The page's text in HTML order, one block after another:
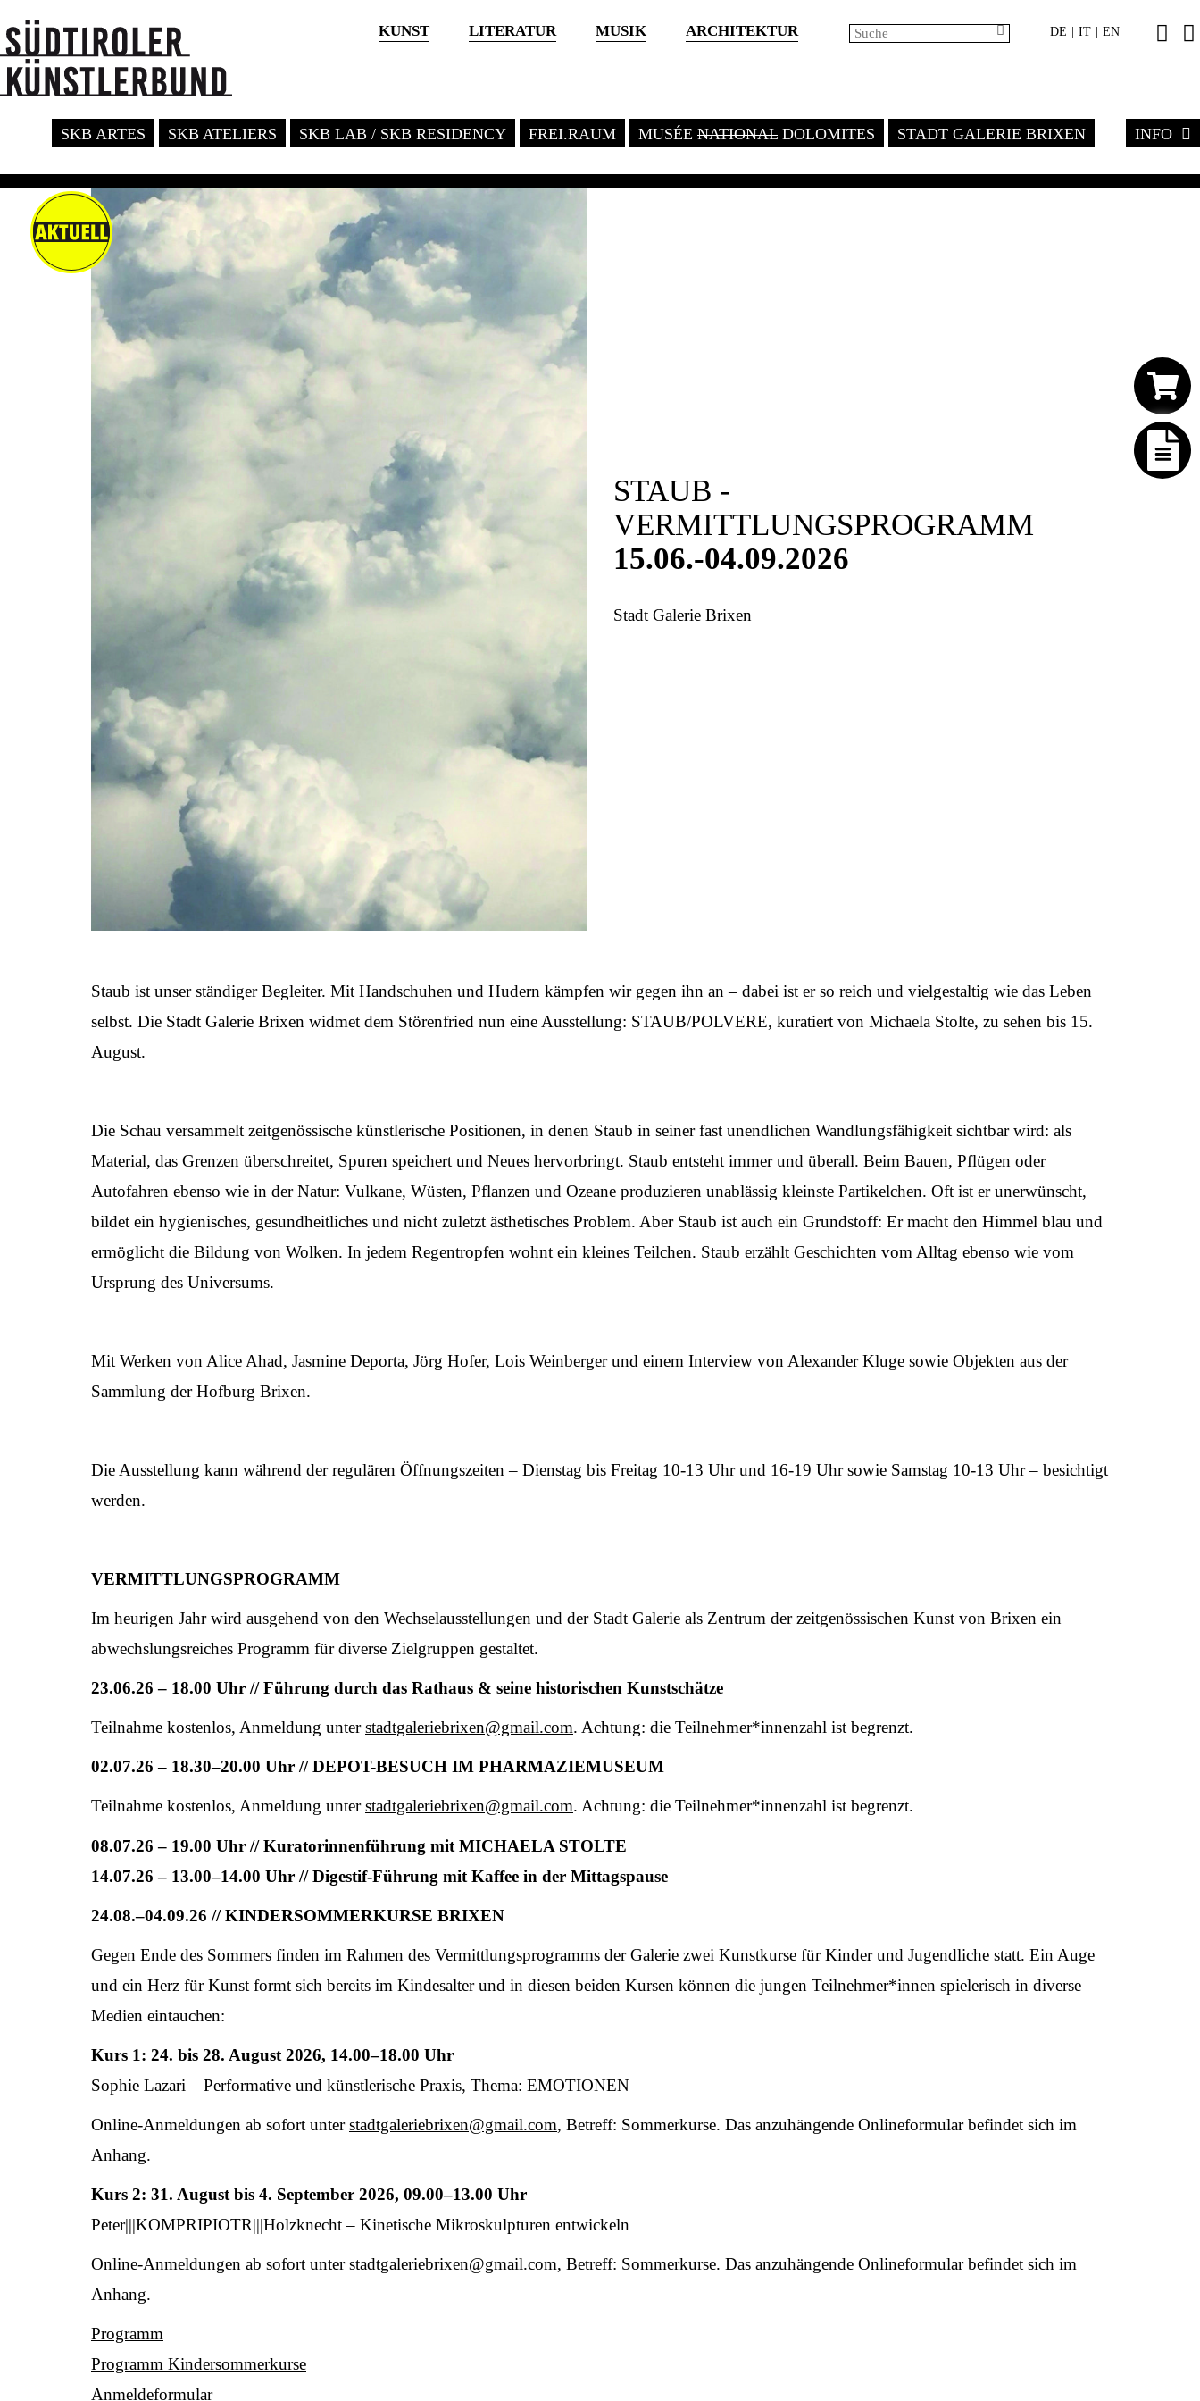
KUNST LITERATUR MUSIK ARCHITEKTUR DE IT EN
SKB ARTES SKB ATELIERS SKB LAB / SKB RESIDENCY FREI.RAUM MUSÉE NATIONAL DOLOMITES STADT GALERIE BRIXEN INFO
STAUB -
VERMITTLUNGSPROGRAMM
15.06.-04.09.2026
Stadt Galerie Brixen
Staub ist unser ständiger Begleiter. Mit Handschuhen und Hudern kämpfen wir gegen ihn an – dabei ist er so reich und vielgestaltig wie das Leben
selbst. Die Stadt Galerie Brixen widmet dem Störenfried nun eine Ausstellung: STAUB/POLVERE, kuratiert von Michaela Stolte, zu sehen bis 15.
August.
Die Schau versammelt zeitgenössische künstlerische Positionen, in denen Staub in seiner fast unendlichen Wandlungsfähigkeit sichtbar wird: als
Material, das Grenzen überschreitet, Spuren speichert und Neues hervorbringt. Staub entsteht immer und überall. Beim Bauen, Pflügen oder
Autofahren ebenso wie in der Natur: Vulkane, Wüsten, Pflanzen und Ozeane produzieren unablässig kleinste Partikelchen. Oft ist er unerwünscht,
bildet ein hygienisches, gesundheitliches und nicht zuletzt ästhetisches Problem. Aber Staub ist auch ein Grundstoff: Er macht den Himmel blau und
ermöglicht die Bildung von Wolken. In jedem Regentropfen wohnt ein kleines Teilchen. Staub erzählt Geschichten vom Alltag ebenso wie vom
Ursprung des Universums.
Mit Werken von Alice Ahad, Jasmine Deporta, Jörg Hofer, Lois Weinberger und einem Interview von Alexander Kluge sowie Objekten aus der
Sammlung der Hofburg Brixen.
Die Ausstellung kann während der regulären Öffnungszeiten – Dienstag bis Freitag 10-13 Uhr und 16-19 Uhr sowie Samstag 10-13 Uhr – besichtigt
werden.
VERMITTLUNGSPROGRAMM
Im heurigen Jahr wird ausgehend von den Wechselausstellungen und der Stadt Galerie als Zentrum der zeitgenössischen Kunst von Brixen ein
abwechslungsreiches Programm für diverse Zielgruppen gestaltet.
23.06.26 – 18.00 Uhr // Führung durch das Rathaus & seine historischen Kunstschätze
Teilnahme kostenlos, Anmeldung unterstadtgaleriebrixen@gmail.com. Achtung: die Teilnehmer*innenzahl ist begrenzt.
02.07.26 – 18.30–20.00 Uhr // DEPOT-BESUCH IM PHARMAZIEMUSEUM
Teilnahme kostenlos, Anmeldung unterstadtgaleriebrixen@gmail.com. Achtung: die Teilnehmer*innenzahl ist begrenzt.
08.07.26 – 19.00 Uhr // Kuratorinnenführung mit MICHAELA STOLTE
14.07.26 – 13.00–14.00 Uhr // Digestif-Führung mit Kaffee in der Mittagspause
24.08.–04.09.26 // KINDERSOMMERKURSE BRIXEN
Gegen Ende des Sommers finden im Rahmen des Vermittlungsprogramms der Galerie zwei Kunstkurse für Kinder und Jugendliche statt. Ein Auge
und ein Herz für Kunst formt sich bereits im Kindesalter und in diesen beiden Kursen können die jungen Teilnehmer*innen spielerisch in diverse
Medien eintauchen:
Kurs 1: 24. bis 28. August 2026, 14.00–18.00 Uhr
Sophie Lazari – Performative und künstlerische Praxis, Thema: EMOTIONEN
Online-Anmeldungen ab sofort unterstadtgaleriebrixen@gmail.com, Betreff: Sommerkurse. Das anzuhängende Onlineformular befindet sich im
Anhang.
Kurs 2: 31. August bis 4. September 2026, 09.00–13.00 Uhr
Peter|||KOMPRIPIOTR|||Holzknecht – Kinetische Mikroskulpturen entwickeln
Online-Anmeldungen ab sofort unterstadtgaleriebrixen@gmail.com, Betreff: Sommerkurse. Das anzuhängende Onlineformular befindet sich im
Anhang.
Programm
Programm Kindersommerkurse
Anmeldeformular